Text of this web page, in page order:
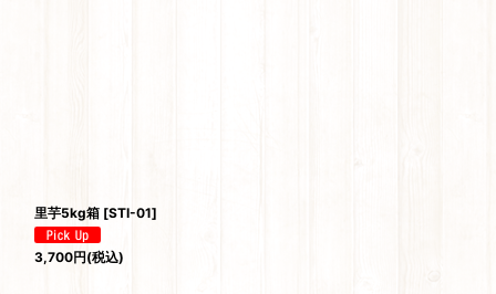
里芋5kg箱 [STI-01]
3,700円(税込)